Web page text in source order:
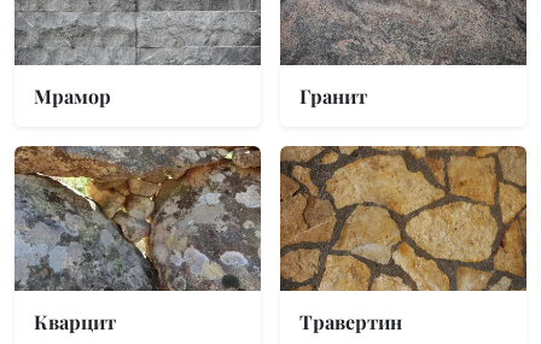
Мрамор Гранит
Кварцит Травертин